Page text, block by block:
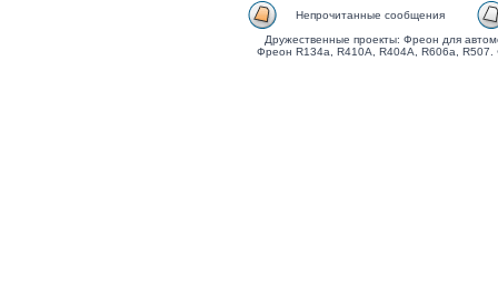
Непрочитанные сообщения
Дружественные проекты: Фреон для
Фреон R134a, R410A, R404A, R606a,